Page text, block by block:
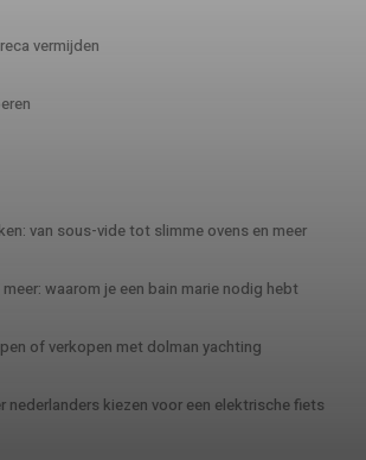
vermijden
van sous-vide tot slimme ovens en meer
waarom je een bain marie nodig hebt
of verkopen met dolman yachting
nederlanders kiezen voor een elektrische fiets